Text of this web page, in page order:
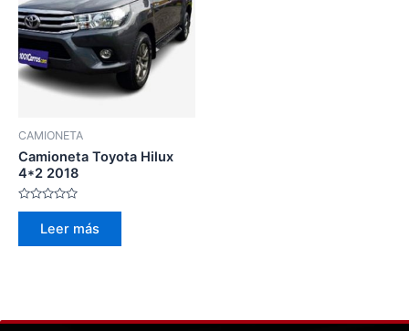
CAMIONETA
Camioneta Toyota Hilux
4*2 2018
Valorado
Leer más